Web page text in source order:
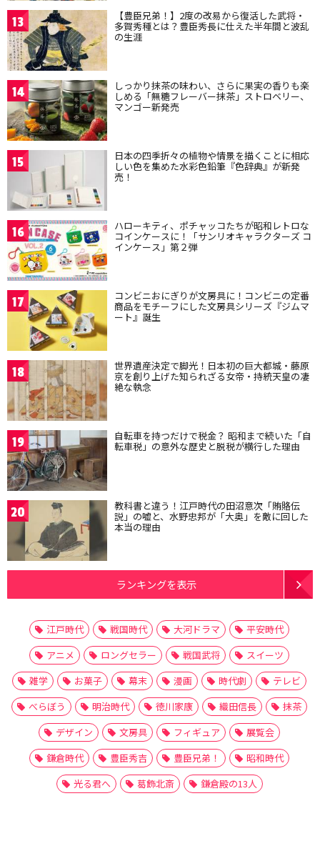
13 【豊臣兄弟！】2度の改易から復活した武将・
多賀秀種とは？豊臣秀長に仕えた半年間と波乱
の生涯
14 しっかり抹茶の味わい、さらに果実の香りも楽
しめる「無糖フレーバー抹茶」ストロベリー、
マンゴー新発売
15 日本の四季折々の植物や情景を描くことに相応
しい色を集めた水彩色鉛筆『色辞典』が新発
売！
16 ハローキティ、ポチャッコたちが昭和レトロな
コインケースに！「サンリオキャラクターズ コ
インケース」第２弾
17 コンビニおにぎりが文房具に！コンビニの定番
商品をモチーフにした文房具シリーズ『ジムマ
ート』誕生
18 世界遺産決定で脚光！日本初の巨大都城・藤原
京を創り上げた知られざる女帝・持統天皇の凄
絶な執念
19 自転車を持つだけで税金？ 昭和まで続いた「自
転車税」の意外な歴史と脱税が横行した理由
20 教科書と違う！江戸時代の田沼意次「賄賂伝
説」の嘘と、水野忠邦が「大奥」を敵に回した
本当の理由
ランキングを表示
江戸時代 戦国時代 大河ドラマ
平安時代
アニメ
ロングセラー 戦国武将
スイーツ
雑学
お菓子 幕末 漫画 時代劇
テレビ
べらぼう
明治時代 徳川家康 織田信長
抹茶
デザイン
文房具 フィギュア
展覧会
鎌倉時代
豊臣秀吉 豊臣兄弟！
昭和時代
光る君へ
葛飾北斎 鎌倉殿の13人